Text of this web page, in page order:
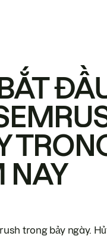
NAY
trong bảy ngày.